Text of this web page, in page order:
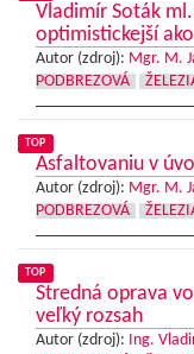
Vladimír Soták
optimistickejší
Autor (zdroj): Mgr. M.
PODBREZOVÁ
TOP
Asfaltovaniu v
Autor (zdroj): Mgr. M.
PODBREZOVÁ
TOP
Stredná oprava
veľký rozsah
Autor (zdroj): Ing.